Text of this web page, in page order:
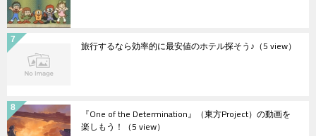
旅行するなら効率的に最安値のホテル探そう♪ （5 view）
『One of the Determination』（東方Project）の動画を
楽しもう！ （5 view）